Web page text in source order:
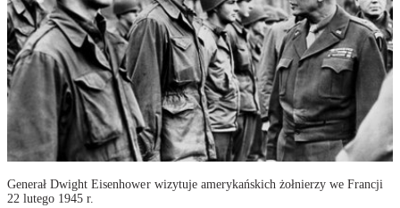
Generał Dwight Eisenhower wizytuje amerykańskich żołnierzy we Francji
22 lutego 1945 r.